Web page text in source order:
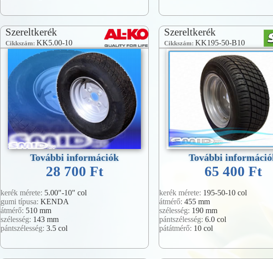
Szereltkerék
Cikkszám: KK5.00-10
További információk
28 700 Ft
kerék mérete: 5.00"-10" col
gumi típusa: KENDA
átmérő: 510 mm
szélesség: 143 mm
pántszélesség: 3.5 col
Szereltkerék
Cikkszám: KK195-50-B10
További
65 400 Ft
kerék mérete: 195-50-10 col
átmérő: 455 mm
szélesség: 190 mm
pántszélesség: 6.0 col
pátátmérő: 10 col